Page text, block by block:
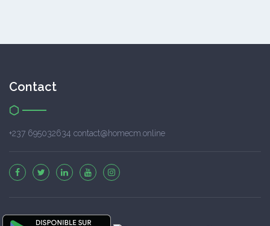
Contact
+237 695032634 contact@homecm.online